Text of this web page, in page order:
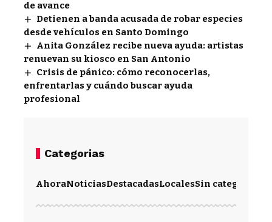
de avance
Detienen a banda acusada de robar especies
desde vehículos en Santo Domingo
Anita González recibe nueva ayuda: artistas
renuevan su kiosco en San Antonio
Crisis de pánico: cómo reconocerlas,
enfrentarlas y cuándo buscar ayuda
profesional
Categorias
AhoraNoticiasDestacadasLocalesSin categoría